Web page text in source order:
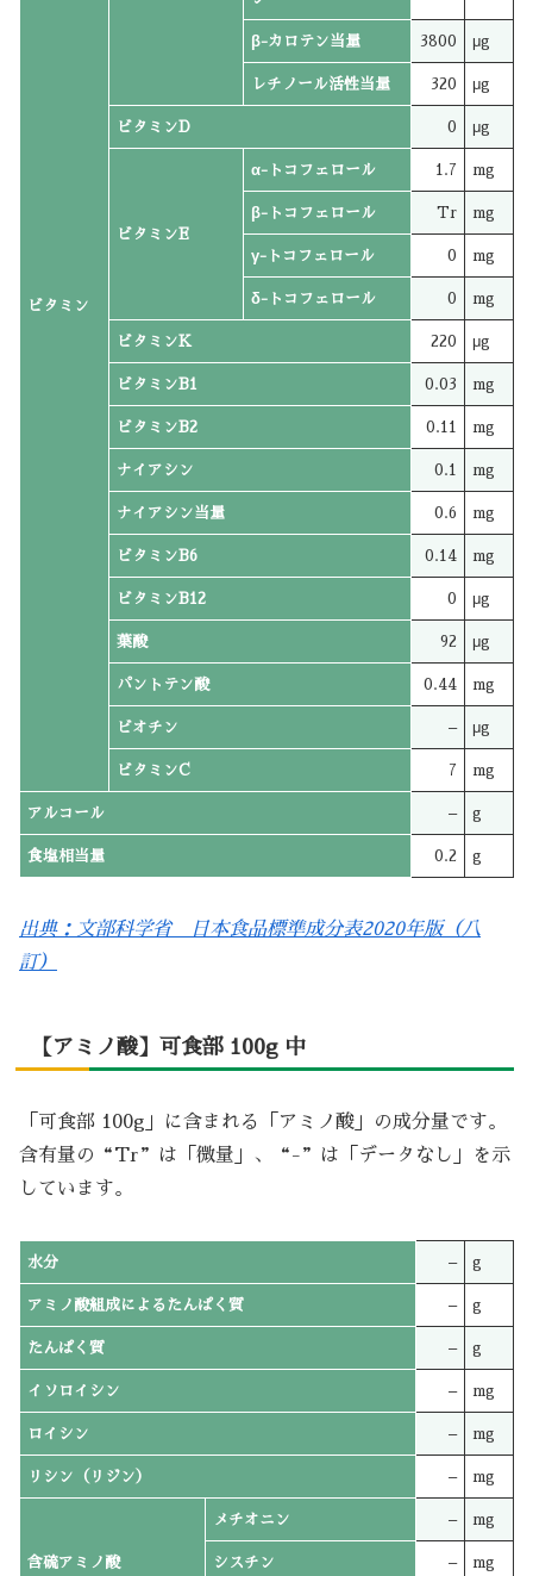
ビタミン
β-カロテン当量 3800 μg
レチノール活性当量 320 μg
ビタミンD 0 μg
ビタミンE
α-トコフェロール 1.7 mg
β-トコフェロール Tr mg
γ-トコフェロール 0 mg
δ-トコフェロール 0 mg
ビタミンK 220 μg
ビタミンB1 0.03 mg
ビタミンB2 0.11 mg
ナイアシン 0.1 mg
ナイアシン当量 0.6 mg
ビタミンB6 0.14 mg
ビタミンB12 0 μg
葉酸 92 μg
パントテン酸 0.44 mg
ビオチン – μg
ビタミンC 7 mg
アルコール – g
食塩相当量 0.2 g
出典：文部科学省 日本食品標準成分表2020年版（八
訂）
【アミノ酸】可食部 100g 中
「可食部 100g」に含まれる「アミノ酸」の成分量です。
含有量の“Tr”は「微量」、“-”は「データなし」を示
しています。
水分 – g
アミノ酸組成によるたんぱく質 – g
たんぱく質 – g
イソロイシン – mg
ロイシン – mg
リシン（リジン） – mg
含硫アミノ酸
メチオニン – mg
シスチン – mg